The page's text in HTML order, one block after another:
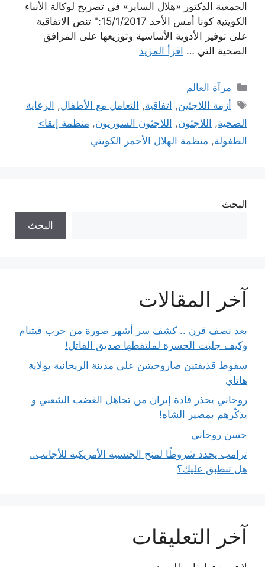
الجمعية الدكتور «هلال الساير» في تصريح لوكالة الأنباء
الكويتية كونا أمس الأحد 15/1/2017:" تنص الاتفاقية
على توفير الأدوية الأساسية وتوزيعها على المرافق
الصحية التي … اقرأ المزيد
التصنيفات
مرآة العالم
الوسوم
أزمة اللاجئين, اتفاقية, التعامل مع الأطفال, الرعاية
الصحية, اللاجئون, اللاجئون السوريون, منظمة إنقا>
الطفولة, منظمة الهلال الأحمر الكويتي
البحث
البحث
آخر المقالات
بعد نصف قرن .. كشف سر أشهر صورة من حرب فيتنام
وكيف جلبت الحسرة لملتقطها صديق القاتل!
سقوط قذيفتين صاروخيتين على مدينة الريحانية بولاية
هاتاي
روحاني يحذر قادة إيران من تجاهل الغضب الشعبي و
يذكّرهم بمصير الشاه!
حسن روحاني
ترامب يحدد شروطًا لمنح الجنسية الأمريكية للأجانب..
هل تنطبق عليك؟
آخر التعليقات